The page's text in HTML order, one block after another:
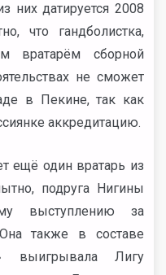
них датируется 2008
что гандболистка,
вратарём сборной
не сможет
в Пекине, так как
аккредитацию.
ещё один вратарь из
подруга Нигины
выступлению за
также в составе
выигрывала Лигу